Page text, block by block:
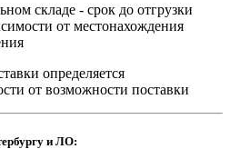
складе - срок до отгрузки
от местонахождения
определяется
от возможности поставки
и ЛО: